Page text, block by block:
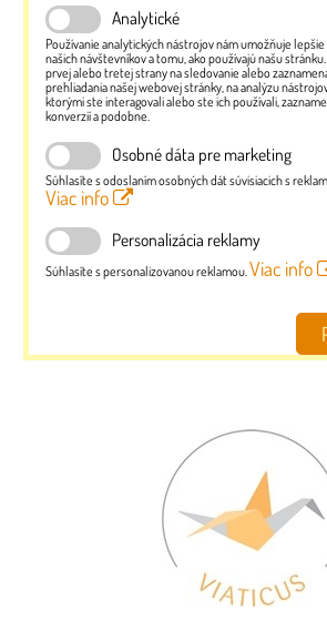
Analytické
Používanie analytických nástrojov nám umožňuje
našich návštevníkov a tomu, ako používajú našu
prvej alebo tretej strany na sledovanie alebo
prehliadania našej webovej stránky, na analýzu
ktorými ste interagovali alebo ste ich používali,
konverzií a podobne.
Osobné dáta pre marketing
Súhlasíte s odoslaním osobných dát súvisiacich s
Viac info
Personalizácia reklamy
Súhlasíte s personalizovanou reklamou.Viac info